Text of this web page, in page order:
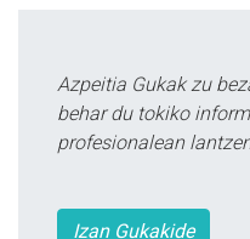
Azpeitia Gukak zu
behar du tokiko
profesionalean
Izan Gukakide